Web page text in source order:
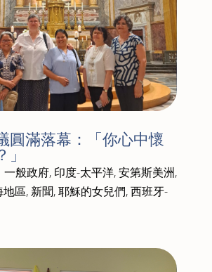
圓滿落幕：「你心中懷
一般政府, 印度-太平洋,安第斯美洲,
地區, 新聞,耶穌的女兒們,西班牙-